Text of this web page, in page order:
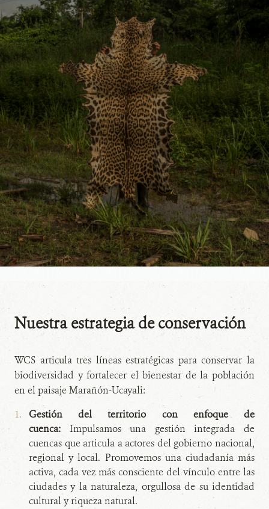
Nuestra estrategia de conservación
WCS articula tres líneas estratégicas para conservar la
biodiversidad y fortalecer el bienestar de la población
en el paisaje Marañón-Ucayali:
Gestión del territorio con enfoque de
cuenca: Impulsamos una gestión integrada de
cuencas que articula a actores del gobierno nacional,
regional y local. Promovemos una ciudadanía más
activa, cada vez más consciente del vínculo entre las
ciudades y la naturaleza, orgullosa de su identidad
cultural y riqueza natural.